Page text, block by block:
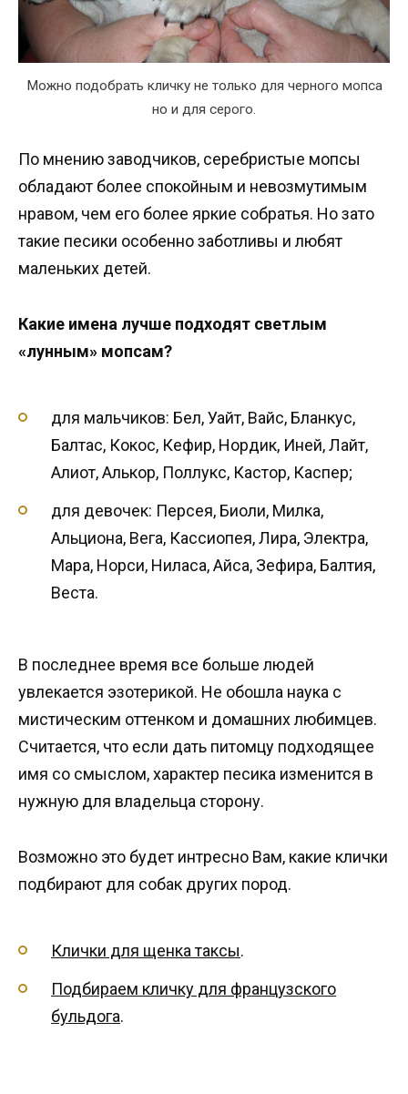
Можно подобрать кличку не только для черного мопса
но и для серого.
По мнению заводчиков, серебристые мопсы
обладают более спокойным и невозмутимым
нравом, чем его более яркие собратья. Но зато
такие песики особенно заботливы и любят
маленьких детей.
Какие имена лучше подходят светлым
«лунным» мопсам?
для мальчиков: Бел, Уайт, Вайс, Бланкус,
Балтас, Кокос, Кефир, Нордик, Иней, Лайт,
Алиот, Алькор, Поллукс, Кастор, Каспер;
для девочек: Персея, Биоли, Милка,
Альциона, Вега, Кассиопея, Лира, Электра,
Мара, Норси, Ниласа, Айса, Зефира, Балтия,
Веста.
В последнее время все больше людей
увлекается эзотерикой. Не обошла наука с
мистическим оттенком и домашних любимцев.
Считается, что если дать питомцу подходящее
имя со смыслом, характер песика изменится в
нужную для владельца сторону.
Возможно это будет интресно Вам, какие клички
подбирают для собак других пород.
Клички для щенка таксы.
Подбираем кличку для французского
бульдога.